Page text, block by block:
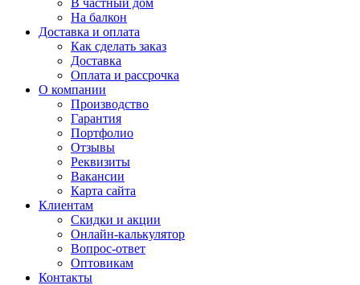
В частный дом
На балкон
Доставка и оплата
Как сделать заказ
Доставка
Оплата и рассрочка
О компании
Производство
Гарантия
Портфолио
Отзывы
Реквизиты
Вакансии
Карта сайта
Клиентам
Скидки и акции
Онлайн-калькулятор
Вопрос-ответ
Оптовикам
Контакты